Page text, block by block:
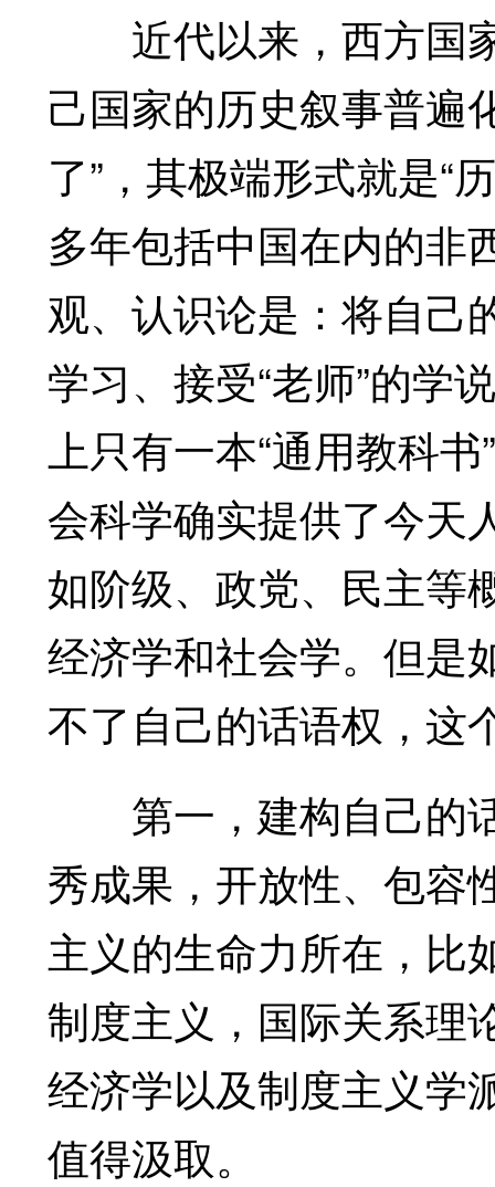
近代以来，西方国
己国家的历史叙事普遍
了”，其极端形式就是“
多年包括中国在内的非
观、认识论是：将自己
学习、接受“老师”的学
上只有一本“通用教科
会科学确实提供了今天
如阶级、政党、民主等
经济学和社会学。但是
不了自己的话语权，这
第一，建构自己的
秀成果，开放性、包容
主义的生命力所在，比
制度主义，国际关系理
经济学以及制度主义学
值得汲取。